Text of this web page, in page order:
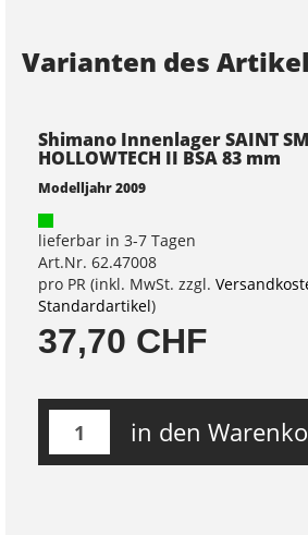
Varianten des
Shimano Innenlager SAINT
HOLLOWTECH II BSA 83 mm
Modelljahr 2009
lieferbar in 3-7 Tagen
Art.Nr. 62.47008
pro PR (inkl. MwSt. zzgl.
Standardartikel)
37,70 CHF
in den